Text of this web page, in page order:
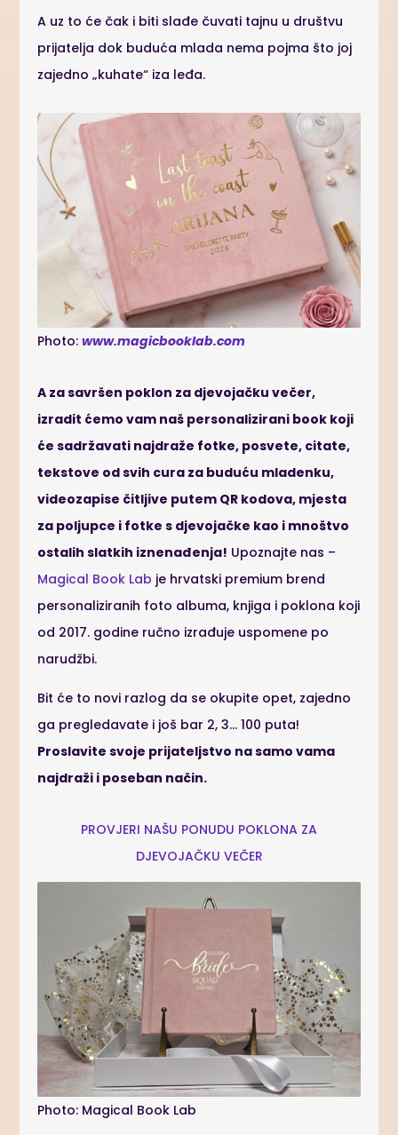
A uz to će čak i biti slađe čuvati tajnu u društvu
prijatelja dok buduća mlada nema pojma što joj
zajedno „kuhate“ iza leđa.
Photo:www.magicbooklab.com
A za savršen poklon za djevojačku večer,
izradit ćemo vam naš personalizirani book koji
će sadržavati najdraže fotke, posvete, citate,
tekstove od svih cura za buduću mladenku,
videozapise čitljive putem QR kodova, mjesta
za poljupce i fotke s djevojačke kao i mnoštvo
ostalih slatkih iznenađenja! Upoznajte nas –
Magical Book Lab je hrvatski premium brend
personaliziranih foto albuma, knjiga i poklona koji
od 2017. godine ručno izrađuje uspomene po
narudžbi.
Bit će to novi razlog da se okupite opet, zajedno
ga pregledavate i još bar 2, 3… 100 puta!
Proslavite svoje prijateljstvo na samo vama
najdraži i poseban način.
PROVJERI NAŠU PONUDU POKLONA ZA
DJEVOJAČKU VEČER
Photo: Magical Book Lab